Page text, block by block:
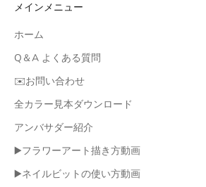
メインメニュー
ホーム
Q＆A よくある質問
✉️お問い合わせ
全カラー見本ダウンロード
アンバサダー紹介
▶️フラワーアート描き方動画
▶️ネイルビットの使い方動画